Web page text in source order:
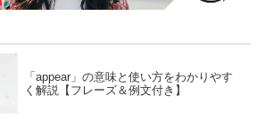
「appear」の意味と使い方をわかりやす
く解説【フレーズ＆例文付き】